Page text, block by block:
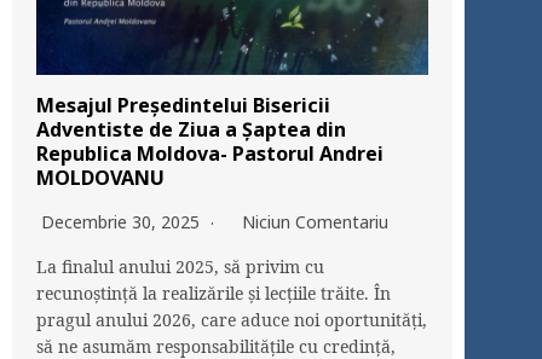
Mesajul Președintelui Bisericii
Adventiste de Ziua a Șaptea din
Republica Moldova- Pastorul Andrei
MOLDOVANU
Decembrie 30, 2025
Niciun Comentariu
La finalul anului 2025, să privim cu
recunoștință la realizările și lecțiile trăite. În
pragul anului 2026, care aduce noi oportunități,
să ne asumăm responsabilitățile cu credință,